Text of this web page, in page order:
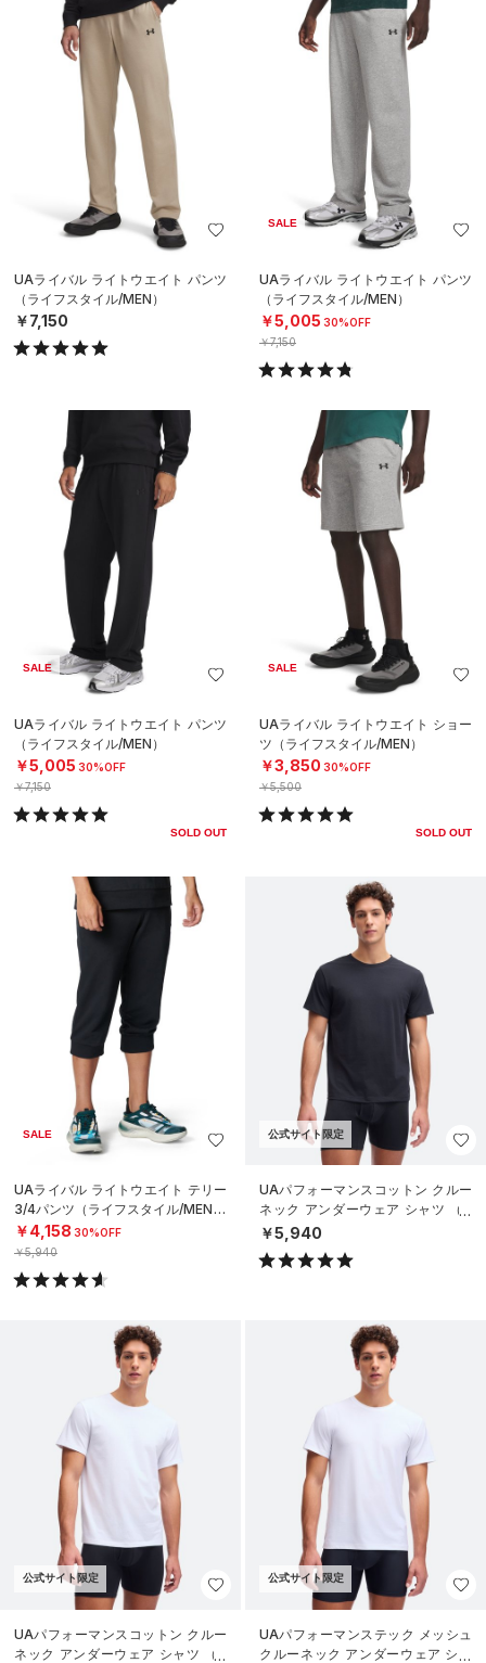
UAライバル ライトウエイト パンツ
（ライフスタイル/MEN）
￥7,150
SALE
UAライバル ライトウエイト パンツ
（ライフスタイル/MEN）
￥5,005 30%OFF
￥7,150
SALE
UAライバル ライトウエイト パンツ
（ライフスタイル/MEN）
￥5,005 30%OFF
￥7,150
SOLD OUT
SALE
UAライバル ライトウエイト ショー
ツ（ライフスタイル/MEN）
￥3,850 30%OFF
￥5,500
SOLD OUT
SALE
UAライバル ライトウエイト テリー
3/4パンツ（ライフスタイル/MEN）
￥4,158 30%OFF
￥5,940
公式サイト限定
UAパフォーマンスコットン クルー
ネック アンダーウェア シャツ （2
枚セット）（ライフスタイル/ME
N）
￥5,940
公式サイト限定
UAパフォーマンスコットン クルー
ネック アンダーウェア シャツ （2
公式サイト限定
UAパフォーマンステック メッシュ
クルーネック アンダーウェア シャ